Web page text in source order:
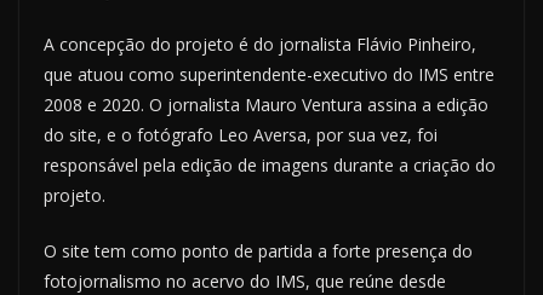
A concepção do projeto é do jornalista Flávio Pinheiro,
que atuou como superintendente-executivo do IMS entre
2008 e 2020. O jornalista Mauro Ventura assina a edição
do site, e o fotógrafo Leo Aversa, por sua vez, foi
responsável pela edição de imagens durante a criação do
projeto.
O site tem como ponto de partida a forte presença do
fotojornalismo no acervo do IMS, que reúne desde